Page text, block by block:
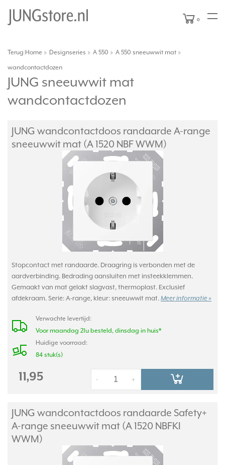
0
Terug Home Designseries A 550 A 550 sneeuwwit mat
wandcontactdozen
JUNG sneeuwwit mat
wandcontactdozen
JUNG wandcontactdoos randaarde A-range
sneeuwwit mat (A 1520 NBF WWM)
Stopcontact met randaarde. Draagring is verbonden met de
aardverbinding. Bedrading aansluiten met insteekklemmen.
Gemaakt van mat gelakt slagvast, thermoplast. Exclusief
afdekraam. Serie: A-range, kleur: sneeuwwit mat. Meer informatie »
Verwachte levertijd:
Voor maandag 21u besteld, dinsdag in huis*
Huidige voorraad:
84 stuk(s)
11,95 +
-
JUNG wandcontactdoos randaarde Safety+
A-range sneeuwwit mat (A 1520 NBFKI
WWM)